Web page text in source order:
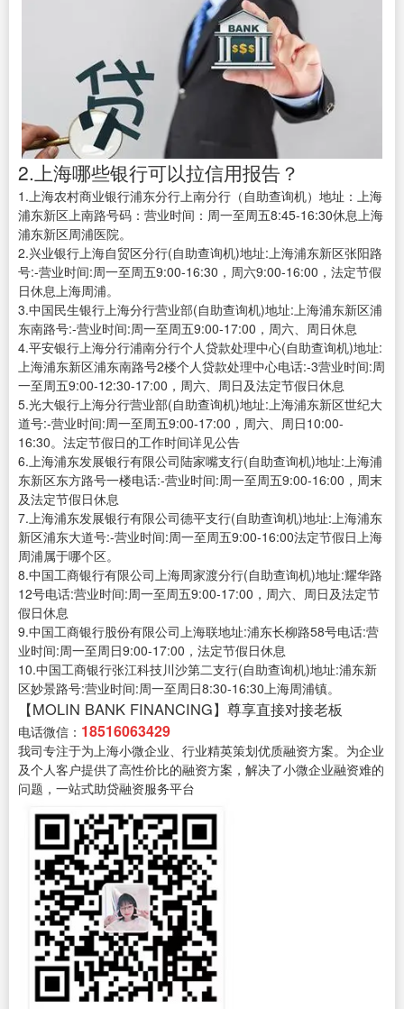
2.上海哪些银行可以拉信用报告？
1.上海农村商业银行浦东分行上南分行（自助查询机）地址：上海
浦东新区上南路号码：营业时间：周一至周五8:45-16:30休息上海
浦东新区周浦医院。
2.兴业银行上海自贸区分行(自助查询机)地址:上海浦东新区张阳路
号:-营业时间:周一至周五9:00-16:30，周六9:00-16:00，法定节假
日休息上海周浦。
3.中国民生银行上海分行营业部(自助查询机)地址:上海浦东新区浦
东南路号:-营业时间:周一至周五9:00-17:00，周六、周日休息
4.平安银行上海分行浦南分行个人贷款处理中心(自助查询机)地址:
上海浦东新区浦东南路号2楼个人贷款处理中心电话:-3营业时间:周
一至周五9:00-12:30-17:00，周六、周日及法定节假日休息
5.光大银行上海分行营业部(自助查询机)地址:上海浦东新区世纪大
道号:-营业时间:周一至周五9:00-17:00，周六、周日10:00-
16:30。法定节假日的工作时间详见公告
6.上海浦东发展银行有限公司陆家嘴支行(自助查询机)地址:上海浦
东新区东方路号一楼电话:-营业时间:周一至周五9:00-16:00，周末
及法定节假日休息
7.上海浦东发展银行有限公司德平支行(自助查询机)地址:上海浦东
新区浦东大道号:-营业时间:周一至周五9:00-16:00法定节假日上海
周浦属于哪个区。
8.中国工商银行有限公司上海周家渡分行(自助查询机)地址:耀华路
12号电话:营业时间:周一至周五9:00-17:00，周六、周日及法定节
假日休息
9.中国工商银行股份有限公司上海联地址:浦东长柳路58号电话:营
业时间:周一至周日9:00-17:00，法定节假日休息
10.中国工商银行张江科技川沙第二支行(自助查询机)地址:浦东新
区妙景路号:营业时间:周一至周日8:30-16:30上海周浦镇。
【MOLIN BANK FINANCING】尊享直接对接老板
电话微信： 18516063429
我司专注于为上海小微企业、行业精英策划优质融资方案。为企业
及个人客户提供了高性价比的融资方案，解决了小微企业融资难的
问题，一站式助贷融资服务平台